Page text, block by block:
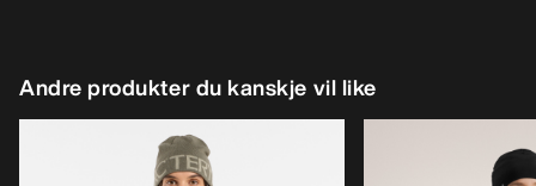
Andre produkter du kanskje vil like